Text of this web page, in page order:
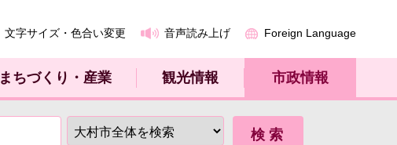
文字サイズ・色合い変更 音声読み上げ Foreign Language
まちづくり・産業 観光情報 市政情報